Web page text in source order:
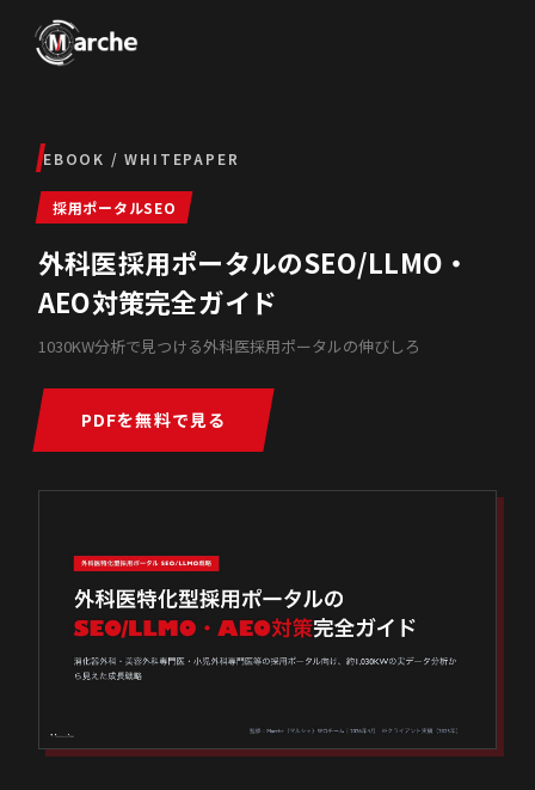
EBOOK / WHITEPAPER
採用ポータルSEO
外科医採用ポータルのSEO/LLMO・
AEO対策完全ガイド
1030KW分析で見つける外科医採用ポータルの伸びしろ
PDFを無料で見る